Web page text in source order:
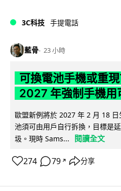
3C科技 手提電話
藍骨 23 小時
可換電池手機或重
2027 年強制手機用
歐盟新例將於 2027 年 2 月 18
池須可由用戶自行拆換，目標是
圾。現時 Sams...
閱讀全文
274 79 ↗ 分享